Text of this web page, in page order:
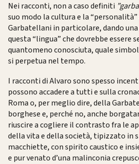
Nei racconti, non a caso definiti
suo modo la cultura e la “personalità”
Garbatellani in particolare, dando
questa “lingua” che dovrebbe essere
quantomeno conosciuta, quale
si perpetua nel tempo.
I racconti di Alvaro sono spesso
possono accadere a tutti e sulla
Roma o, per meglio dire, della
borghese e, perché no, anche
riuscire a cogliere il contrasto fra le
della vita e della società, tipizzato in
macchiette, con spirito caustico e
e pur venato d’una malinconia